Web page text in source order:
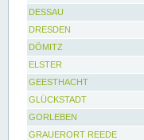
DESSAU
DRESDEN
DÖMITZ
ELSTER
GEESTHACHT
GLÜCKSTADT
GORLEBEN
GRAUERORT REEDE